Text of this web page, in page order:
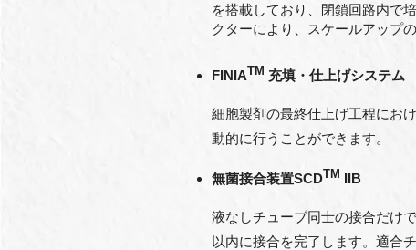
を搭載しており、閉鎖回路内で
クターにより、スケールアップ
FINIATM 充填・仕上げシステム
細胞製剤の最終仕上げ工程にお
動的に行うことができます。
無菌接合装置SCDTM IIB
液なしチューブ同士の接合だけ
以内に接合を完了します。適合